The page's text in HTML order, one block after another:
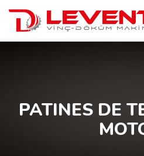
PATINES DE